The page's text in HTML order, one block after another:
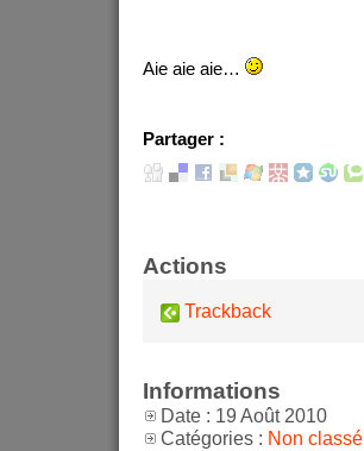
Aie aie aie…
Partager :
Actions
Trackback
Informations
Date : 19 Août 2010
Catégories : Non classé